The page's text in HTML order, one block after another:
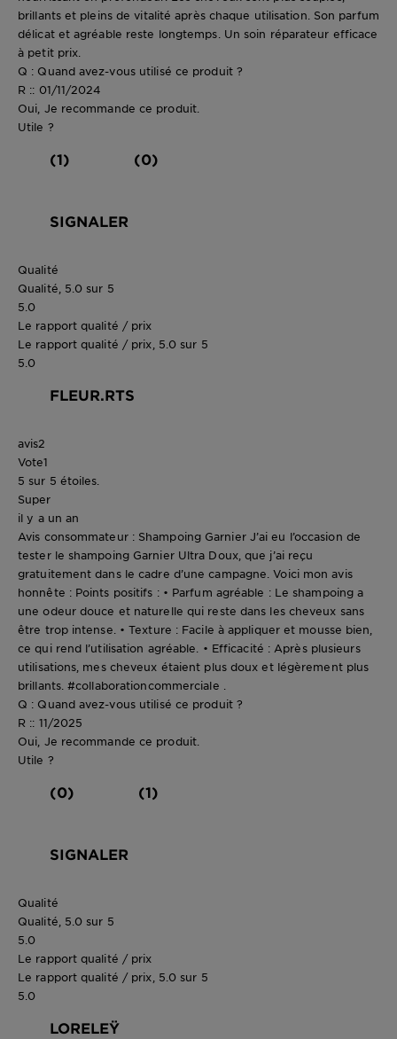
brillants et pleins de vitalité après chaque utilisation. Son parfum
délicat et agréable reste longtemps. Un soin réparateur efficace
à petit prix.
Q : Quand avez-vous utilisé ce produit ?
R :: 01/11/2024
Oui, Je recommande ce produit.
Utile ?
(1) (0)
SIGNALER
Qualité
Qualité, 5.0 sur 5
5.0
Le rapport qualité / prix
Le rapport qualité / prix, 5.0 sur 5
5.0
FLEUR.RTS
avis2
Vote1
5 sur 5 étoiles.
Super
il y a un an
Avis consommateur : Shampoing Garnier J’ai eu l’occasion de
tester le shampoing Garnier Ultra Doux, que j’ai reçu
gratuitement dans le cadre d’une campagne. Voici mon avis
honnête : Points positifs : • Parfum agréable : Le shampoing a
une odeur douce et naturelle qui reste dans les cheveux sans
être trop intense. • Texture : Facile à appliquer et mousse bien,
ce qui rend l’utilisation agréable. • Efficacité : Après plusieurs
utilisations, mes cheveux étaient plus doux et légèrement plus
brillants. #collaborationcommerciale .
Q : Quand avez-vous utilisé ce produit ?
R :: 11/2025
Oui, Je recommande ce produit.
Utile ?
(0) (1)
SIGNALER
Qualité
Qualité, 5.0 sur 5
5.0
Le rapport qualité / prix
Le rapport qualité / prix, 5.0 sur 5
5.0
LORELEŸ